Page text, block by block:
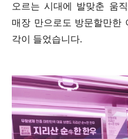
오르는 시대에 발맞춘 움
매장 만으로도 방문할만한
각이 들었습니다.